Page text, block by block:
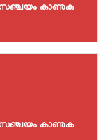
കാണുക
കാണുക